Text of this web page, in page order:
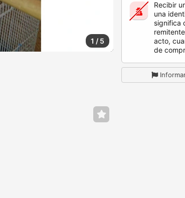
1 / 5
Recibir
una
significa
acto,
de